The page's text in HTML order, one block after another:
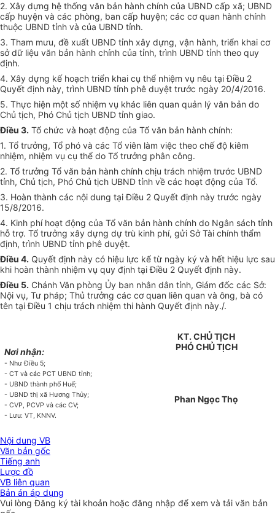
2. Xây dựng hệ thống văn bản hành chính của UBND cấp xã; UBND
cấp huyện và các phòng, ban cấp huyện; các cơ quan hành chính
thuộc UBND tỉnh và của UBND tỉnh.
3. Tham mưu, đề xuất UBND tỉnh xây dựng, vận hành, triển khai cơ
sở dữ liệu văn bản hành chính của tỉnh, trình UBND tỉnh theo quy
định.
4. Xây dựng kế hoạch triển khai cụ thể nhiệm vụ nêu tại Điều 2
Quyết định này, trình UBND tỉnh phê duyệt trước ngày 20/4/2016.
5. Thực hiện một số nhiệm vụ khác liên quan quản lý văn bản do
Chủ tịch, Phó Chủ tịch UBND tỉnh giao.
Điều 3. Tổ chức và hoạt động của Tổ văn bản hành chính:
1. Tổ trưởng, Tổ phó và các Tổ viên làm việc theo chế độ kiêm
nhiệm, nhiệm vụ cụ thể do Tổ trưởng phân công.
2. Tổ trưởng Tổ văn bản hành chính chịu trách nhiệm trước UBND
tỉnh, Chủ tịch, Phó Chủ tịch UBND tỉnh về các hoạt động của Tổ.
3. Hoàn thành các nội dung tại Điều 2 Quyết định này trước ngày
15/8/2016.
4. Kinh phí hoạt động của Tổ văn bản hành chính do Ngân sách tỉnh
hỗ trợ. Tổ trưởng xây dựng dự trù kinh phí, gửi Sở Tài chính thẩm
định, trình UBND tỉnh phê duyệt.
Điều 4. Quyết định này có hiệu lực kể từ ngày ký và hết hiệu lực sau
khi hoàn thành nhiệm vụ quy định tại Điều 2 Quyết định này.
Điều 5. Chánh Văn phòng Ủy ban nhân dân tỉnh, Giám đốc các Sở:
Nội vụ, Tư pháp; Thủ trưởng các cơ quan liên quan và ông, bà có
tên tại Điều 1 chịu trách nhiệm thi hành Quyết định này./.
Nơi nhận:
- Như Điều 5;
- CT và các PCT UBND tỉnh;
- UBND thành phố Huế;
- UBND thị xã Hương Thủy;
- CVP, PCVP và các CV;
- Lưu: VT, KNNV.
KT. CHỦ TỊCH
PHÓCHỦ TỊCH
Phan Ngọc Thọ
Nội dung VB
Văn bản gốc
Tiếng anh
Lược đồ
VB liên quan
Bản án áp dụng
Vui lòngĐăng ký tài khoản hoặc đăng nhập để xem và tải văn bản